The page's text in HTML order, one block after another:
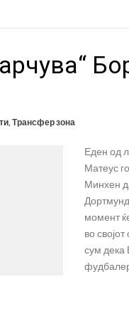
, Трансфер зона
Еден од
Матеус
Минхен
момент
во
сум дека